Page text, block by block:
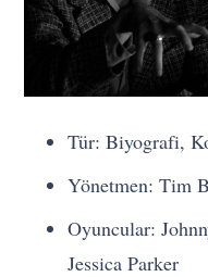
Tür: Biyografi,
Yönetmen: Tim
Oyuncular:
Jessica Parker